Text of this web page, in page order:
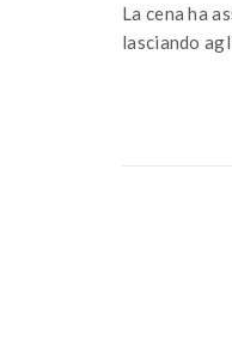
La cena ha
lasciando